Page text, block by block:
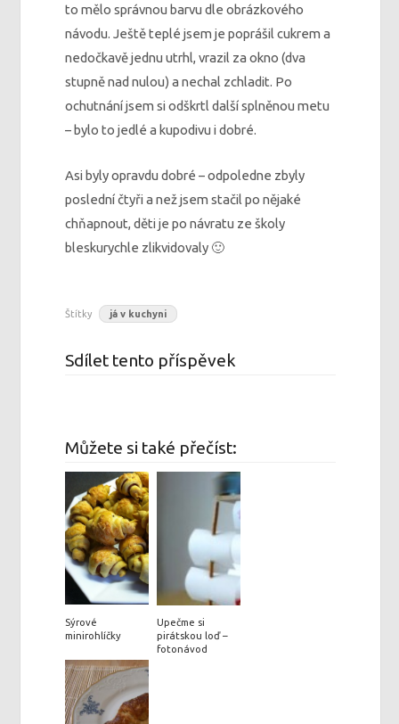
to mělo správnou barvu dle obrázkového
návodu. Ještě teplé jsem je poprášil cukrem a
nedočkavě jednu utrhl, vrazil za okno (dva
stupně nad nulou) a nechal zchladit. Po
ochutnání jsem si odškrtl další splněnou metu
– bylo to jedlé a kupodivu i dobré.
Asi byly opravdu dobré – odpoledne zbyly
poslední čtyři a než jsem stačil po nějaké
chňapnout, děti je po návratu ze školy
bleskurychle zlikvidovaly 🙂
Štítky já v kuchyni
Sdílet tento příspěvek
Můžete si také přečíst:
Sýrové
minirohlíčky
Upečme si
pirátskou loď –
fotonávod